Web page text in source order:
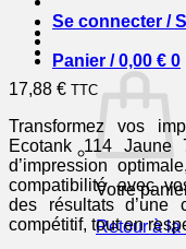
Se connecter /
Panier /0,00 € 0
Votre
Retour à la
17,88 € TTC
Transformez vos
Ecotank 114 Jaune
d’impression
compatibilité avec
des résultats d’une
compétitif, tout en